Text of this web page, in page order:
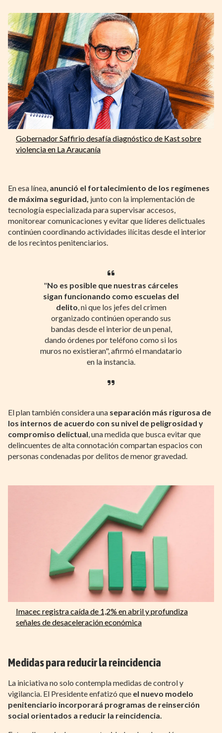
Gobernador Saffirio desafía diagnóstico de Kast sobre
violencia en La Araucanía
En esa línea, anunció el fortalecimiento de los regímenes
de máxima seguridad, junto con la implementación de
tecnología especializada para supervisar accesos,
monitorear comunicaciones y evitar que líderes delictuales
continúen coordinando actividades ilícitas desde el interior
de los recintos penitenciarios.
"No es posible que nuestras cárceles
sigan funcionando como escuelas del
delito, ni que los jefes del crimen
organizado continúen operando sus
bandas desde el interior de un penal,
dando órdenes por teléfono como si los
muros no existieran", afirmó el mandatario
en la instancia.
El plan también considera una separación más rigurosa de
los internos de acuerdo con su nivel de peligrosidad y
compromiso delictual, una medida que busca evitar que
delincuentes de alta connotación compartan espacios con
personas condenadas por delitos de menor gravedad.
Imacec registra caída de 1,2% en abril y profundiza
señales de desaceleración económica
Medidas para reducir la reincidencia
La iniciativa no solo contempla medidas de control y
vigilancia. El Presidente enfatizó que el nuevo modelo
penitenciario incorporará programas de reinserción
social orientados a reducir la reincidencia.